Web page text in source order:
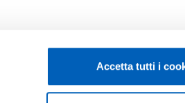
Accetta tutti i
Facebook